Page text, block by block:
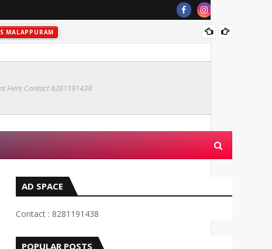
MALAPPURAM
Here Contact 8281191438
AD SPACE
Contact : 8281191438
POPULAR POSTS